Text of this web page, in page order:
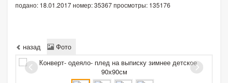
подано: 18.01.2017номер: 35367просмотры: 135176
назад Фото